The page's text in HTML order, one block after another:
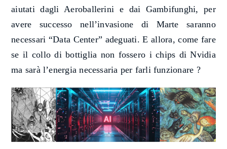
aiutatidagliAeroballerini e dai Gambifunghi, per
avere successo nell’invasione di Marte saranno
necessari “Data Center” adeguati. E allora, come fare
se il collo di bottiglia non fossero i chips di Nvidia
ma sarà l’energia necessaria per farli funzionare ?